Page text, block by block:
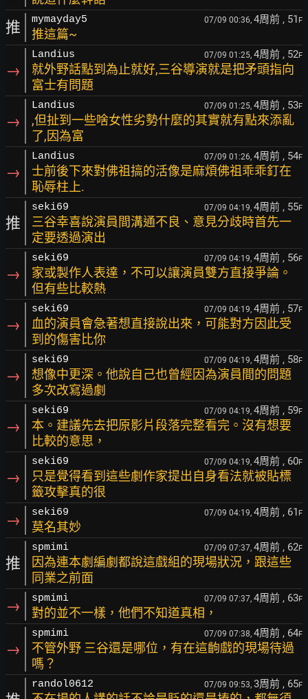
推 mymayday5 07/09 00:36, 4周前 , 51 F
推這篇~
→
Landius 07/09 01:25, 4周前 , 52F
就外野話點到為止就好,三谷導演就是把矛頭指向
富士有問題
→
Landius 07/09 01:25, 4周前 , 53F
,但扯到一些啥女性劣勢什麼的其實就有點來添亂
了,因為富
→
Landius 07/09 01:26, 4周前 , 54F
士前後下來對佛祖搞的活像是麻煩佛祖乖乖釘在
恥辱柱上.
推
seki69 07/09 04:19, 4周前 , 55F
三谷幸喜說演員間溝通不良、意見分歧時首先一
定要透過演出
→
seki69 07/09 04:19, 4周前 , 56F
家或製作人表達，不可以讓演員雙方直接爭論。
但有些比較熱
→
seki69 07/09 04:19, 4周前 , 57F
血的演員會急著想直接說出來，可能對方因此受
到的傷害比你
→
seki69 07/09 04:19, 4周前 , 58F
想像中更深。他說自己也曾經因為演員間的問題
多次改寫過劇
→
seki69 07/09 04:19, 4周前 , 59F
本。建議先去把原影片段落完整看完。沒有想要
比較的意思，
→
seki69 07/09 04:19, 4周前 , 60F
只是覺得看到這些劇作家提出自身看法就被貼標
籤攻擊真的很
→ seki69 07/09 04:19, 4周前 , 61 F
莫名其妙
推
spmimi 07/09 07:37, 4周前 , 62F
因為連本劇編劇都說這戲組的現場狀況，跟這些
同業之前面
→ spmimi 07/09 07:37, 4周前 , 63F
對的並不一樣，他們不知道真相，
→
spmimi 07/09 07:38, 4周前 , 64F
不管外野 三谷還是哪位，有在這齣戲的現場待過
嗎？
randol0612 07/09 09:53, 3周前 , 65F